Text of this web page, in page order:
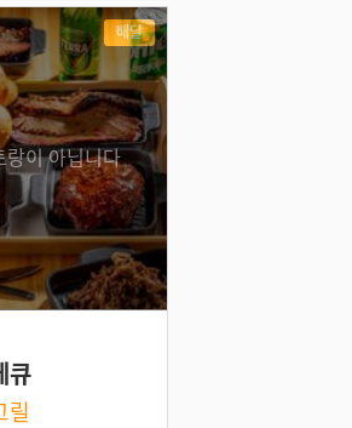
배달
랑이 아닙니다
큐
릴